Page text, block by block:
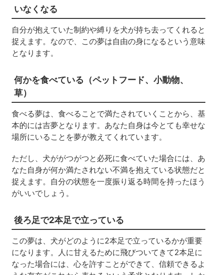
いなくなる
自分が抱えていた制約や縛りを犬が持ち去ってくれると
捉えます。なので、この夢は自由の身になるという意味
となります。
何かを食べている（ペットフード、小動物、
草）
食べる夢は、食べることで満たされていくことから、基
本的には吉夢となります。あなた自身は今とても幸せな
場所にいることを夢が教えてくれています。
ただし、犬ががつがつと必死に食べていた場合には、あ
なた自身が何か満たされない不満を抱えている状態だと
捉えます。自分の状態を一度振り返る時間を持ったほう
がいいでしょう。
後ろ足で2本足で立っている
この夢は、犬がどのように2本足で立っているかが重要
になります。人に甘えるために飛びついてきて2本足に
なった場合には、心を許すことができて、信頼できるよ